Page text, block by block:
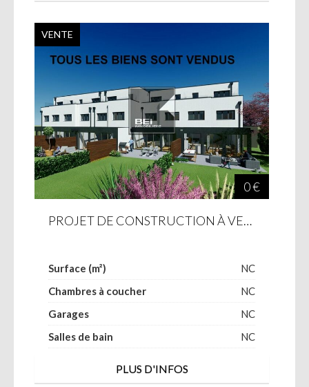
0 €
VENTE
PROJET DE CONSTRUCTION À VENDRE À KAYL
Surface (m²)
NC
Chambres à coucher
NC
Garages
NC
Salles de bain
NC
PLUS D'INFOS